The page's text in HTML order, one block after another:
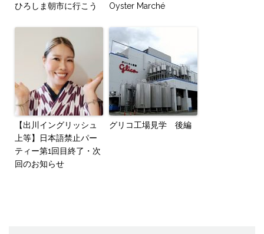
ひろしま朝市に行こう Oyster Marché
【出川イングリッシュ
上等】日本語禁止パー
ティー第1回目終了・次
回のお知らせ
グリコ工場見学 後編